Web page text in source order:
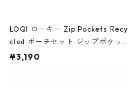
LOQI ローキー Zip Pockets Recy
cled ポーチセット ジップポケット
ファスナーポーチ 撥水加工 トラベ
¥3,190